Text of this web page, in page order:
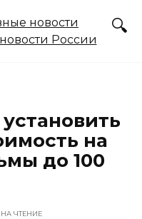
на
до 100
НА ЧТЕНИЕ